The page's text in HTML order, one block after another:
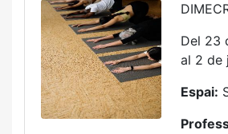
Del 23
al 2 de
Espai: